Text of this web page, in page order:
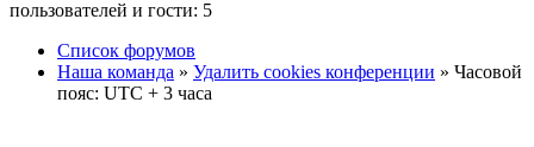
пользователей и гости: 5
Список форумов
Наша команда » Удалить cookies конференции » Часовой
пояс: UTC + 3 часа